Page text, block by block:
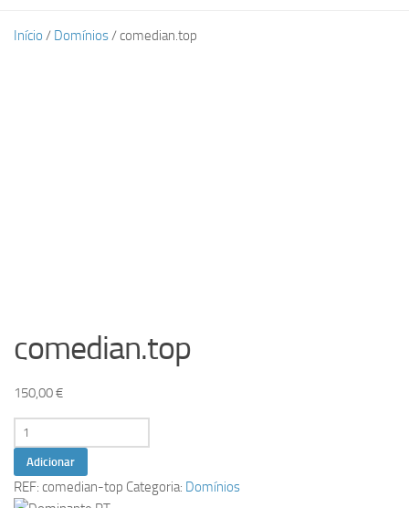
Início / Domínios/ comedian.top
comedian.top
150,00€
Quantidade
de
comedian.top
Adicionar
REF: comedian-top Categoria: Domínios